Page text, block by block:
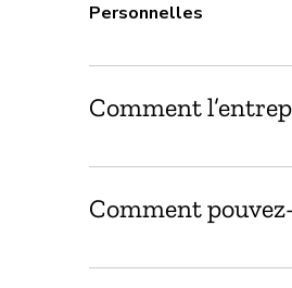
Personnelles
Comment
Comment